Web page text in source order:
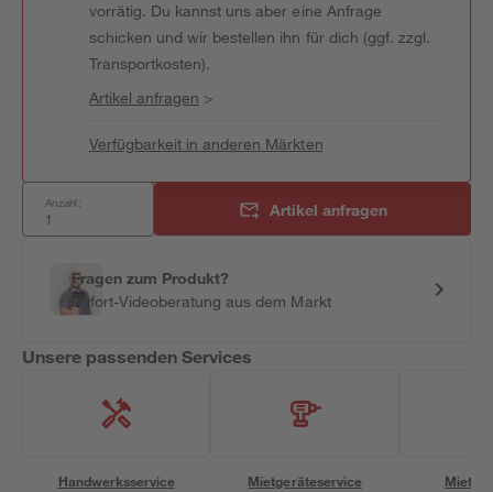
vorrätig. Du kannst uns aber eine Anfrage
schicken und wir bestellen ihn für dich (ggf. zzgl.
Transportkosten).
Artikel anfragen >
Verfügbarkeit in anderen Märkten
Anzahl: Artikel anfragen
Fragen zum Produkt?
Sofort-Videoberatung aus dem Markt
Unsere passenden Services
Handwerksservice Mietgeräteservice